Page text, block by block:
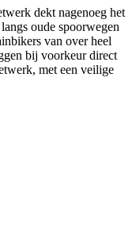
dekt nagenoeg het
oude spoorwegen
van over heel
bij voorkeur direct
met een veilige